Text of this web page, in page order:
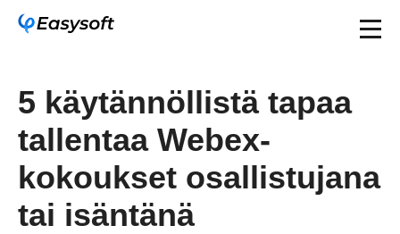
5 käytännöllistä tapaa
tallentaa Webex-
kokoukset osallistujana
tai isäntänä